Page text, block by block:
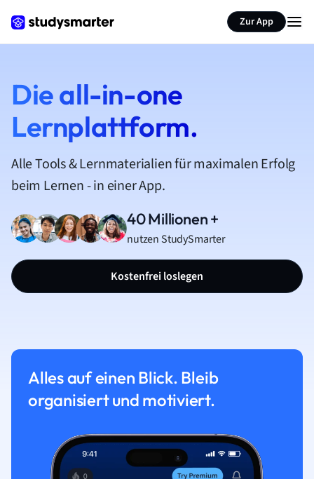
Zur App
Die all-in-one
Lernplattform.
Alle Tools & Lernmaterialien für maximalen Erfolg
beim Lernen - in einer App.
40 Millionen +
nutzen StudySmarter
Kostenfrei loslegen
Alles auf einen Blick. Bleib
organisiert und motiviert.